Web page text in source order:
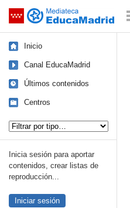
Saltar navegación
Inicio
Canal EducaMadrid
Últimos contenidos
Centros
Inicia sesión para aportar
contenidos, crear listas de
reproducción...
Iniciar sesión